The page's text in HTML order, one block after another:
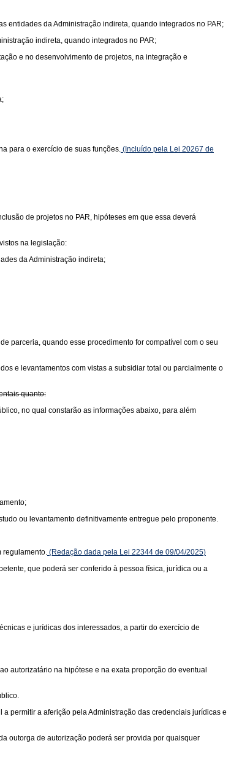
entidades da Administração indireta, quando integrados no PAR;
indireta, quando integrados no PAR;
e no desenvolvimento de projetos, na integração e
para o exercício de suas funções. (Incluído pela Lei 20267 de
de projetos no PAR, hipóteses em que essa deverá
na legislação:
da Administração indireta;
parceria, quando esse procedimento for compatível com o seu
e levantamentos com vistas a subsidiar total ou parcialmente o
quanto:
no qual constarão as informações abaixo, para além
ou levantamento definitivamente entregue pelo proponente.
regulamento. (Redação dada pela Lei 22344 de 09/04/2025)
que poderá ser conferido à pessoa física, jurídica ou a
e jurídicas dos interessados, a partir do exercício de
autorizatário na hipótese e na exata proporção do eventual
permitir a aferição pela Administração das credenciais jurídicas e
outorga de autorização poderá ser provida por quaisquer